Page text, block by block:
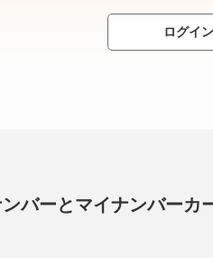
ログイン
バーとマイナンバーカ